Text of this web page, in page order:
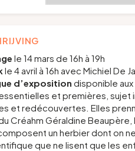
le 14 mars de 16h à 19h
le 4 avril à 16h avec Michiel De
d’exposition disponible
et premières, sujet
et redécouvertes. Elles
Créahm Géraldine Beaupère,
un herbier dont on
que ne lisent que les